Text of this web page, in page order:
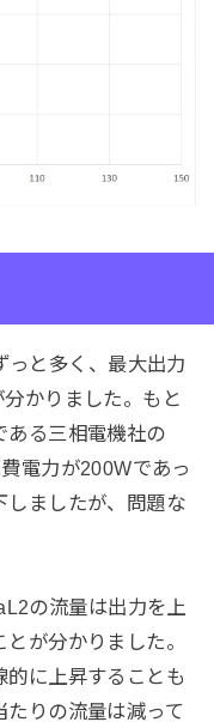
っと多く、最大出力
かりました。もと
ある三相電機社の
電力が200Wであっ
しましたが、問題な
の流量は出力を上
が分かりました。
的に上昇することも
たりの流量は減って